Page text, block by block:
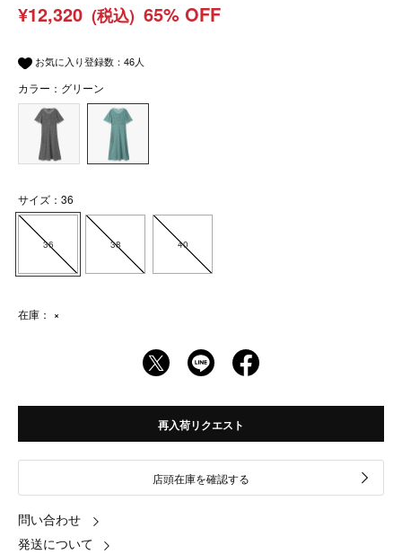
¥12,320 (税込) 65% OFF
お気に入り登録数： 46人
カラー：グリーン
サイズ：36
36 38 40
在庫： ×
再入荷リクエスト
店頭在庫を確認する
問い合わせ
発送について